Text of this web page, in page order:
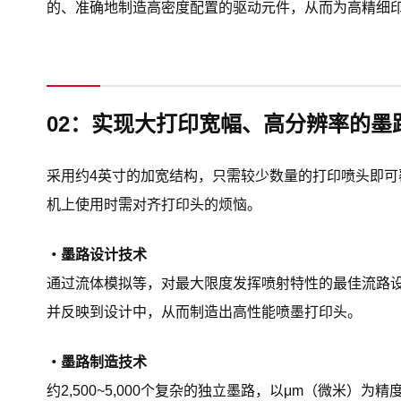
的、准确地制造高密度配置的驱动元件，从而为高精细
02：实现大打印宽幅、高分辨率的墨
采用约4英寸的加宽结构，只需较少数量的打印喷头即
机上使用时需对齐打印头的烦恼。
・墨路设计技术
通过流体模拟等，对最大限度发挥喷射特性的最佳流路
并反映到设计中，从而制造出高性能喷墨打印头。
・墨路制造技术
约2,500~5,000个复杂的独立墨路，以μm（微米）为精